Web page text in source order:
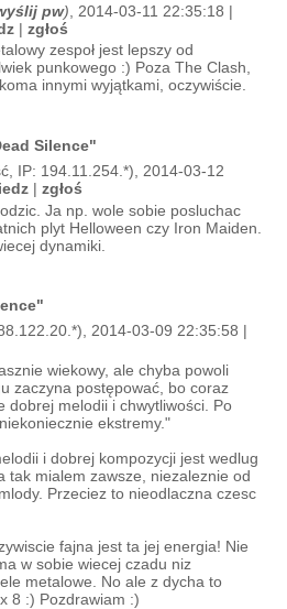
pw) , 2014-03-11 22:35:18 |
| zgłoś
zespoł jest lepszy od
punkowego :) Poza The Clash,
innymi wyjątkami, oczywiście.
Silence"
IP: 194.11.254.*), 2014-03-12
|zgłoś
Ja np. wole sobie posluchac
plyt Helloween czy Iron Maiden.
dynamiki.
2014-03-09 22:35:58 |
wiekowy, ale chyba powoli
zaczyna postępować, bo coraz
dobrej melodii i chwytliwości. Po
ekstremy."
i dobrej kompozycji jest wedlug
tak mialem zawsze, niezaleznie od
Przeciez to nieodlaczna czesc
fajna jest ta jej energia! Nie
w sobie wiecej czadu niz
metalowe. No ale z dycha to
8 :) Pozdrawiam :)